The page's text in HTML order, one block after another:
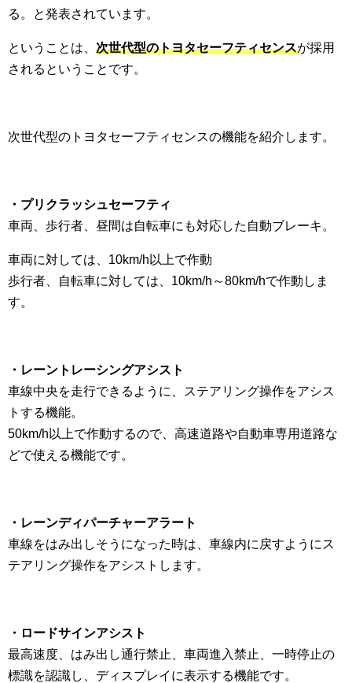
る。と発表されています。
ということは、 次世代型のトヨタセーフティセンスが採用
されるということです。
次世代型のトヨタセーフティセンスの機能を紹介します。
・プリクラッシュセーフティ
車両、歩行者、昼間は自転車にも対応した自動ブレーキ。
車両に対しては、10km/h以上で作動
歩行者、自転車に対しては、10km/h～80km/hで作動しま
す。
・レーントレーシングアシスト
車線中央を走行できるように、ステアリング操作をアシス
トする機能。
50km/h以上で作動するので、高速道路や自動車専用道路な
どで使える機能です。
・レーンディパーチャーアラート
車線をはみ出しそうになった時は、車線内に戻すようにス
テアリング操作をアシストします。
・ロードサインアシスト
最高速度、はみ出し通行禁止、車両進入禁止、一時停止の
標識を認識し、ディスプレイに表示する機能です。